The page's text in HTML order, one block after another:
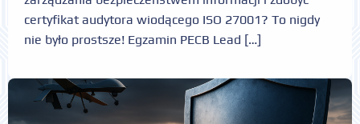
certyfikat audytora wiodącego ISO 27001? To nigdy
nie było prostsze! Egzamin PECB Lead […]